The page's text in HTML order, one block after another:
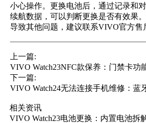
小心操作。更换电池后，通过记录和
续航数据，可以判断更换是否有效果
导致其他问题，建议联系VIVO官方售
上一篇:
VIVO Watch23NFC款保养：门禁卡功
下一篇:
VIVO Watch24无法连接手机维修：蓝
相关资讯
VIVO Watch23电池更换：内置电池拆